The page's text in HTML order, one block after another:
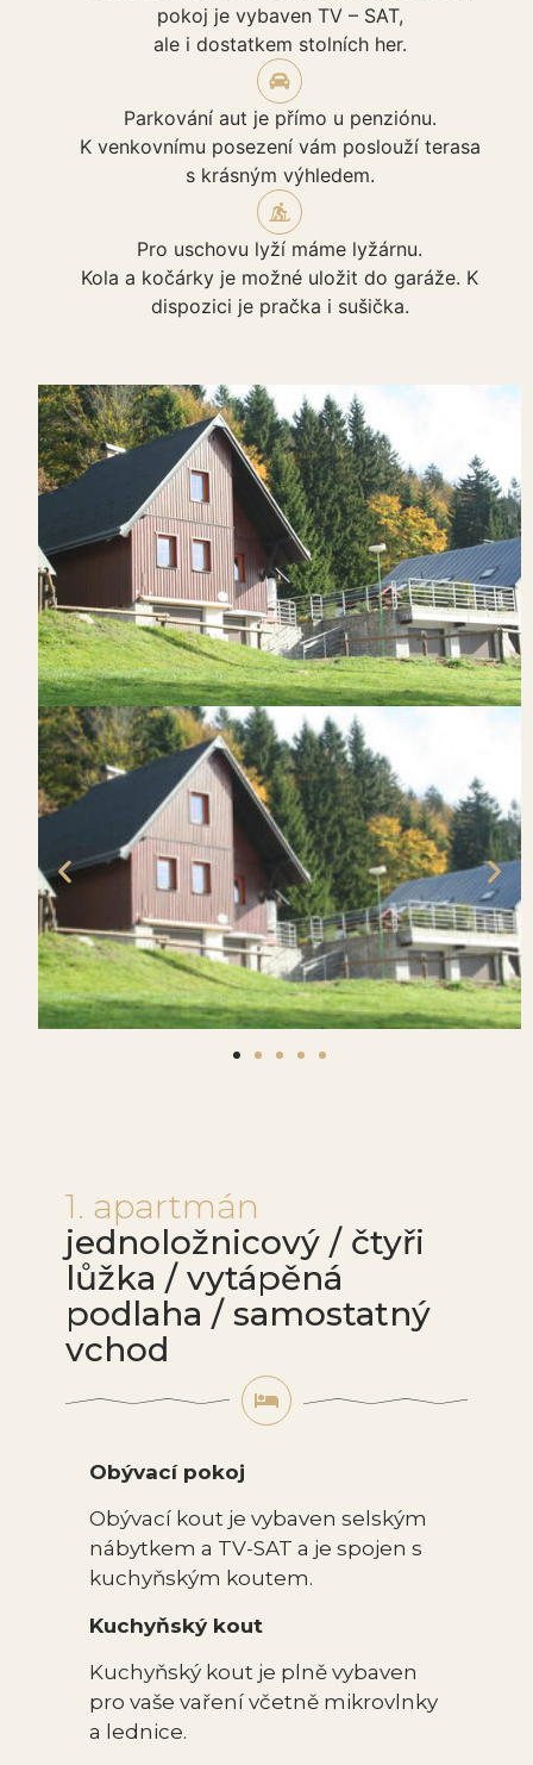
pokoj je vybaven TV – SAT,
ale i dostatkem stolních her.
Parkování aut je přímo u penziónu.
K venkovnímu posezení vám poslouží terasa
s krásným výhledem.
Pro uschovu lyží máme lyžárnu.
Kola a kočárky je možné uložit do garáže. K
dispozici je pračka i sušička.
1. apartmán
jednoložnicový / čtyři
lůžka / vytápěná
podlaha / samostatný
vchod
Obývací pokoj
Obývací kout je vybaven selským
nábytkem a TV-SAT a je spojen s
kuchyňským koutem.
Kuchyňský kout
Kuchyňský kout je plně vybaven
pro vaše vaření včetně mikrovlnky
a lednice.